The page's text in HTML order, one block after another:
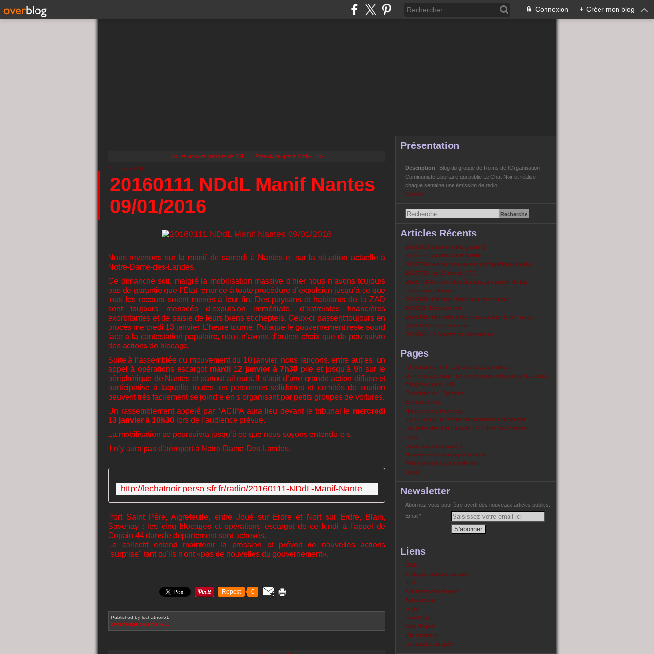
Connexion + Créer mon blog
<< Les anciens patrons de BSL... Préavis de grève illimité... >>
11 janvier 2016
20160111 NDdL Manif Nantes
09/01/2016
Nous revenons sur la manif de samedi à Nantes et sur la situation actuelle à
Notre-Dame-des-Landes.
Ce dimanche soir, malgré la mobilisation massive d’hier nous n’avons toujours
pas de garantie que l’État renonce à toute procédure d’expulsion jusqu’à ce que
tous les recours soient menés à leur fin. Des paysans et habitants de la ZAD
sont toujours menacés d’expulsion immédiate, d’astreintes financières
exorbitantes et de saisie de leurs biens et cheptels. Ceux-ci passent toujours en
procès mercredi 13 janvier. L’heure tourne. Puisque le gouvernement reste sourd
face à la contestation populaire, nous n’avons d’autres choix que de poursuivre
des actions de blocage.
Suite à l’assemblée du mouvement du 10 janvier, nous lançons, entre autres, un
appel à opérations escargot mardi 12 janvier à 7h30 pile et jusqu’à 9h sur le
périphérique de Nantes et partout ailleurs. Il s’agit d’une grande action diffuse et
participative à laquelle toutes les personnes solidaires et comités de soutien
peuvent très facilement se joindre en s’organisant par petits groupes de voitures.
Un rassemblement appelé par l’ACIPA aura lieu devant le tribunal le mercredi
13 janvier à 10h30 lors de l’audience prévue.
La mobilisation se poursuivra jusqu’à ce que nous soyons entendu-e-s.
Il n’y aura pas d’aéroport à Notre-Dame-Des-Landes.
http://lechatnoir.perso.sfr.fr/radio/20160111-NDdL-Manif-Nantes-09-01.mp3
Port Saint Père, Aigrefeuile, entre Joué sur Erdre et Nort sur Erdre, Blain,
Savenay : les cinq blocages et opérations escargot de ce lundi à l'appel de
Copain 44 dans le département sont achevés.
Le collectif entend maintenir la pression et prévoit de nouvelles actions
"surprise" tant qu'ils n'ont «pas de nouvelles du gouvernement».
Repost 0
Published by lechatnoir51
commenter cet article
Présentation
Description : Blog du groupe de Reims de l'Organisation
Communiste Libertaire qui publie Le Chat Noir et réalise
chaque semaine une émission de radio.
Contact
Articles Récents
20260803 Maudite soit la guerre 2
20260727 Maudite soit la guerre 1
20260720 Non au porte-avions à propulsion nucléaire
20260713 Les 20 ans du CPE
20260706 A la veille des élections, les projets de lois
répressives pleuvent !
20260629 Il fait trop chaud pour tout cramer
2060622 Nord c’est noir
20260615 Intercollectif des sans papiers Ile de France
20260608 Grève et victoire
20260601 Le Spectre du colonialisme
Pages
‘‘Désenclavement’’ et grands projets inutiles
Du Tchad à la Syrie : les interventions extérieures de l’armée
française depuis 1981
Emissions de L'Egrégore
Environnement
Histoire de l'antinucléaire
Il y a 100 ans, la révolte des vignerons champenois
Les rafles des 4 et 6 janvier 1944 dans les Ardennes
Links
Luttes des sans papiers
Nucléaire en Champagne Ardenne
Police partout, justice nulle part
Social
Newsletter
Abonnez-vous pour être averti des nouveaux articles publiés.
Email
Liens
OCL
le blog de jacques tourtaux
ICO
Anti répression Poitiers
Sons en lutte
la QV
Bure Stop !
Stop Nogent
Info nucléaire
La mouette enragée